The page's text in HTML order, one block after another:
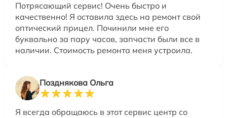
Потрясающий сервис! Очень быстро и
качественно! Я оставила здесь на ремонт свой
оптический прицел. Починили мне его
буквально за пару часов, запчасти были все в
наличии. Стоимость ремонта меня устроила.
Позднякова Ольга
Я всегда обращаюсь в этот сервис центр со